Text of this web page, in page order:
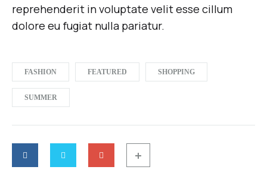
reprehenderit in voluptate velit esse cillum
dolore eu fugiat nulla pariatur.
FASHION FEATURED SHOPPING
SUMMER